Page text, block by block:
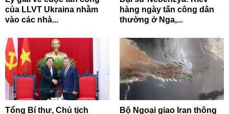
của LLVT Ukraina nhằm
vào các nhà...
hàng ngày tấn công dân
thường ở Nga,...
Tổng Bí thư, Chủ tịch
Bộ Ngoại giao Iran thông